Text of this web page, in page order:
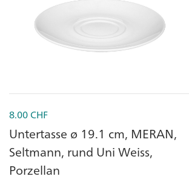
8.00CHF
Untertasse ø 19.1 cm, MERAN,
Seltmann, rund Uni Weiss,
Porzellan